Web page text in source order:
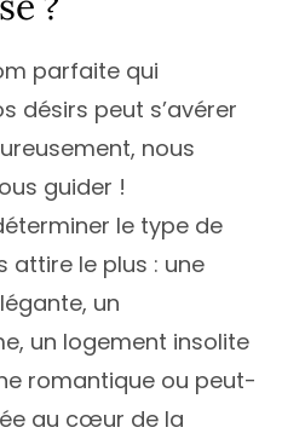
parfaite qui
désirs peut s’avérer
nous
guider !
le type de
attire le plus : une
un
un logement insolite
romantique ou peut-
au cœur de la